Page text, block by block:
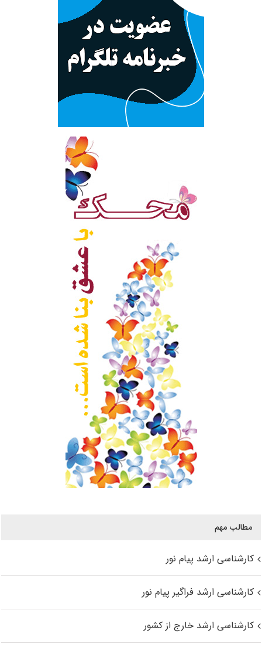
مطالب مهم
کارشناسی ارشد پیام نور
کارشناسی ارشد فراگیر پیام نور
کارشناسی ارشد خارج از کشور